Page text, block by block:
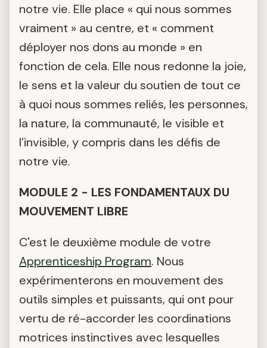
notre vie. Elle place « qui nous sommes
vraiment » au centre, et « comment
déployer nos dons au monde » en
fonction de cela. Elle nous redonne la joie,
le sens et la valeur du soutien de tout ce
à quoi nous sommes reliés, les personnes,
la nature, la communauté, le visible et
l’invisible, y compris dans les défis de
notre vie.
MODULE 2 - LES FONDAMENTAUX DU
MOUVEMENT LIBRE
C'est le deuxième module de votre
Apprenticeship Program. Nous
expérimenterons en mouvement des
outils simples et puissants, qui ont pour
vertu de ré-accorder les coordinations
motrices instinctives avec lesquelles